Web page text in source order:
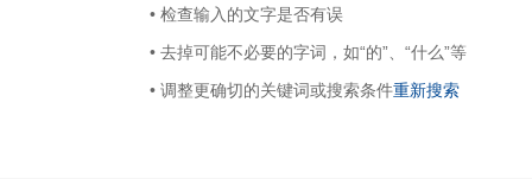
• 检查输入的文字是否有误
• 去掉可能不必要的字词，如“的”、“什么”等
• 调整更确切的关键词或搜索条件重新搜索